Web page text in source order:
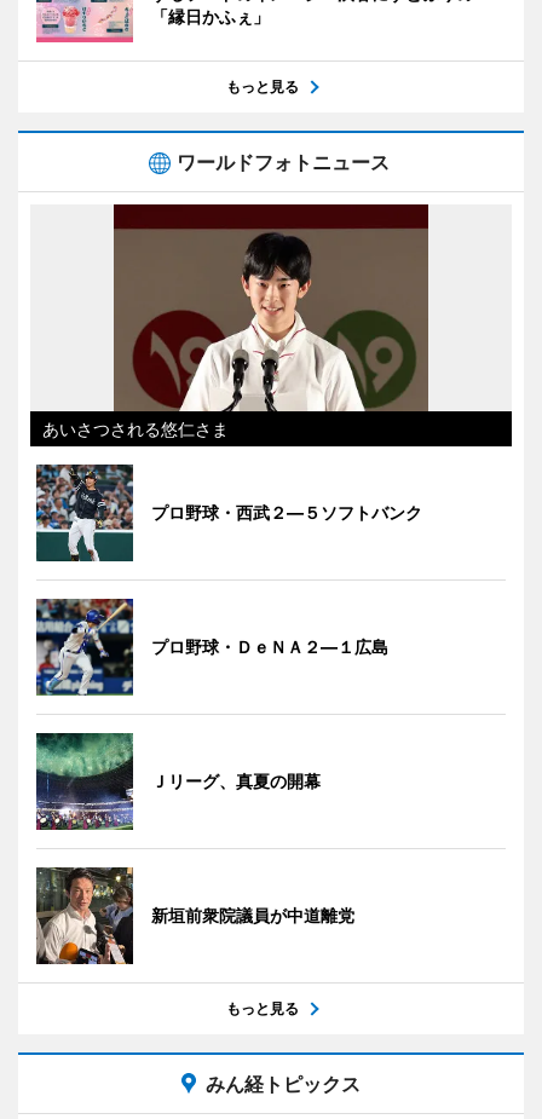
「縁日かふぇ」
もっと見る
ワールドフォトニュース
あいさつされる悠仁さま
プロ野球・西武２―５ソフトバンク
プロ野球・ＤｅＮＡ２―１広島
Ｊリーグ、真夏の開幕
新垣前衆院議員が中道離党
もっと見る
みん経トピックス